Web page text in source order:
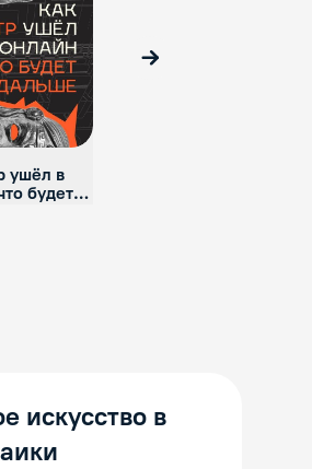
ушёл в
будет
Вперед
искусство в